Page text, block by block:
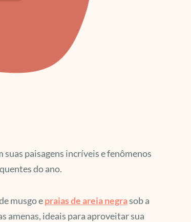
paisagens incríveis e fenômenos
do ano.
musgo epraias de areia negrasob a
amenas, ideais para aproveitar sua